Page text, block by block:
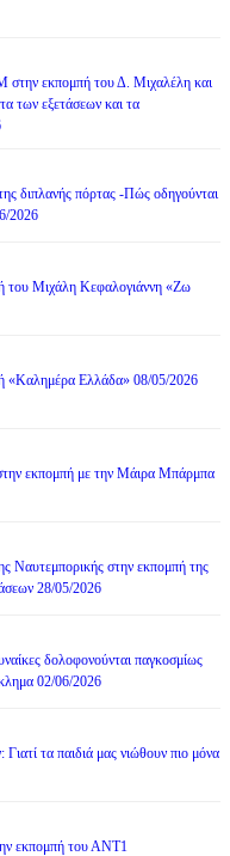
εκπομπή του Δ. Μιχαλέλη και
των εξετάσεων και τα
διπλανής πόρτας -Πώς οδηγούνται
2026
του Μιχάλη Κεφαλογιάννη «Ζω
«Καλημέρα Ελλάδα» 08/05/2026
εκπομπή με την Μάιρα Mπάρμπα
Ναυτεμπορικής στην εκπομπή της
28/05/2026
δολοφονούνται παγκοσμίως
02/06/2026
τα παιδιά μας νιώθουν πιο μόνα
εκπομπή του ΑΝΤ1